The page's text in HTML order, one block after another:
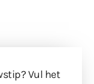
Vul het